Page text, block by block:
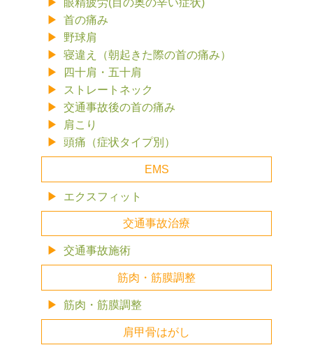
眼精疲労(目の奥の辛い症状)
首の痛み
野球肩
寝違え（朝起きた際の首の痛み）
四十肩・五十肩
ストレートネック
交通事故後の首の痛み
肩こり
頭痛（症状タイプ別）
EMS
エクスフィット
交通事故治療
交通事故施術
筋肉・筋膜調整
筋肉・筋膜調整
肩甲骨はがし